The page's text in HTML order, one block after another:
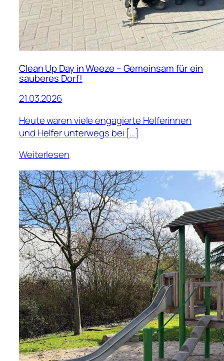
Clean Up Day in Weeze – Gemeinsam für ein
sauberes Dorf!
21.03.2026
Heute waren viele engagierte Helferinnen
und Helfer unterwegs bei […]
Weiterlesen